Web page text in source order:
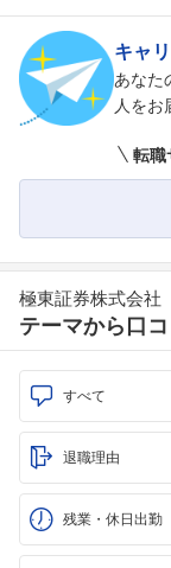
キャ
あなた
人をお
転職
極東証券株式会社
テーマから口
すべて
退職理由
残業・休日出勤